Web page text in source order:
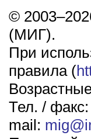
©
(МИГ).
При
правила (
Тел. /
mail: